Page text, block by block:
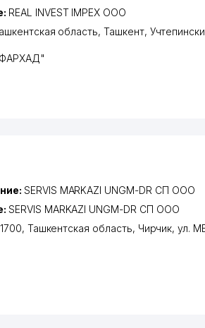
REAL INVEST IMPEX ООО
область,Ташкент,
SERVIS MARKAZI UNGM-DR СП ООО
SERVIS MARKAZI UNGM-DR СП ООО
Ташкентская область, Чирчик,ул.